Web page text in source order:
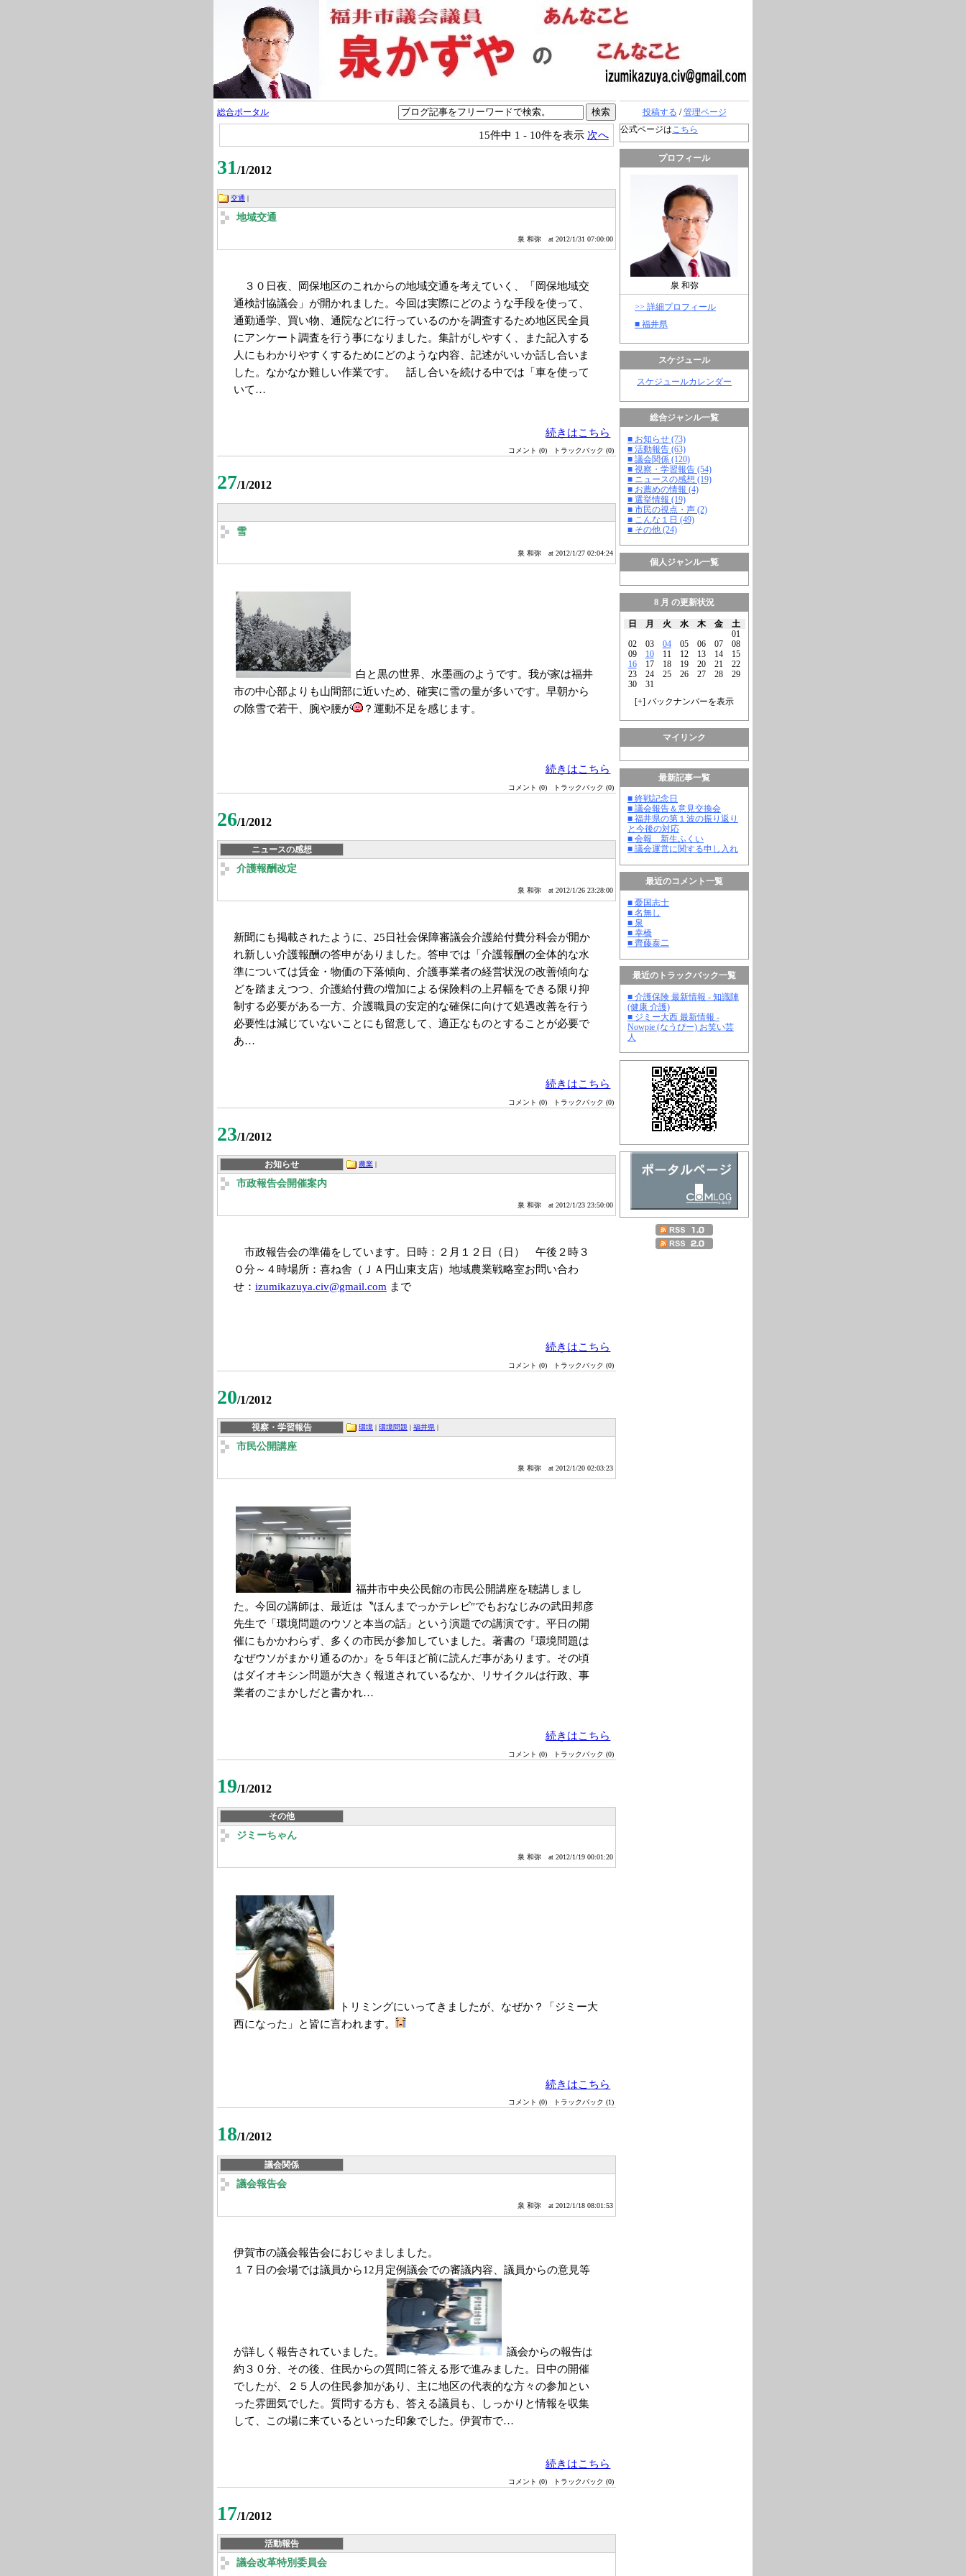
投稿する /管理ページ
公式ページはこちら
プロフィール
泉 和弥
>> 詳細プロフィール
■ 福井県
スケジュール
スケジュールカレンダー
総合ジャンル一覧
■ お知らせ (73)
■ 活動報告 (63)
■ 議会関係 (120)
■ 視察・学習報告 (54)
■ ニュースの感想 (19)
■ お薦めの情報 (4)
■ 選挙情報 (19)
■ 市民の視点・声 (2)
■ こんな１日 (49)
■ その他 (24)
個人ジャンル一覧
8 月 の更新状況
日 月 火 水 木 金
土
01
02
03 04 05 06 07
08
09
10 11 12 13 14
15
16
17 18 19 20 21
22
23
24 25 26 27 28
29
30
31
[+] バックナンバーを表示
マイリンク
最新記事一覧
■ 終戦記念日
■ 議会報告＆意見交換会
■ 福井県の第１波の振り返り
と今後の対応
■ 会報 新生ふくい
■ 議会運営に関する申し入れ
最近のコメント一覧
■ 憂国志士
■ 名無し
■ 泉
■ 幸橋
■ 齊藤泰二
最近のトラックバック一覧
■ 介護保険 最新情報 - 知識陣
(健康 介護)
■ ジミー大西 最新情報 -
Nowpie (なうぴー) お笑い芸
人
総合ポータル
15件中 1 - 10件を表示 次へ
31/1/2012
交通 |
地域交通
泉 和弥 at 2012/1/31 07:00:00
３０日夜、岡保地区のこれからの地域交通を考えていく、「岡保地域交
通検討協議会」が開かれました。今回は実際にどのような手段を使って、
通勤通学、買い物、通院などに行っているのかを調査するため地区民全員
にアンケート調査を行う事になりました。集計がしやすく、また記入する
人にもわかりやすくするためにどのような内容、記述がいいか話し合いま
した。なかなか難しい作業です。 話し合いを続ける中では「車を使って
いて…
続きはこちら
コメント (0) トラックバック (0)
27/1/2012
雪
泉 和弥 at 2012/1/27 02:04:24
白と黒の世界、水墨画のようです。我が家は福井
市の中心部よりも山間部に近いため、確実に雪の量が多いです。早朝から
の除雪で若干、腕や腰が
？運動不足を感じます。
続きはこちら
コメント (0) トラックバック (0)
26/1/2012
ニュースの感想
介護報酬改定
泉 和弥 at 2012/1/26 23:28:00
新聞にも掲載されたように、25日社会保障審議会介護給付費分科会が開か
れ新しい介護報酬の答申がありました。答申では「介護報酬の全体的な水
準については賃金・物価の下落傾向、介護事業者の経営状況の改善傾向な
どを踏まえつつ、介護給付費の増加による保険料の上昇幅をできる限り抑
制する必要がある一方、介護職員の安定的な確保に向けて処遇改善を行う
必要性は減じていないことにも留意して、適正なものとすることが必要で
あ…
続きはこちら
コメント (0) トラックバック (0)
23/1/2012
お知らせ 農業 |
市政報告会開催案内
泉 和弥 at 2012/1/23 23:50:00
市政報告会の準備をしています。日時：２月１２日（日） 午後２時３
０分～４時場所：喜ね舎（ＪＡ円山東支店）地域農業戦略室お問い合わ
せ： izumikazuya.civ@gmail.com まで
続きはこちら
コメント (0) トラックバック (0)
20/1/2012
視察・学習報告 環境 | 環境問題 | 福井県 |
市民公開講座
泉 和弥 at 2012/1/20 02:03:23
福井市中央公民館の市民公開講座を聴講しまし
た。今回の講師は、最近は〝ほんまでっかテレビ″でもおなじみの武田邦彦
先生で「環境問題のウソと本当の話」という演題での講演です。平日の開
催にもかかわらず、多くの市民が参加していました。著書の『環境問題は
なぜウソがまかり通るのか』を５年ほど前に読んだ事があります。その頃
はダイオキシン問題が大きく報道されているなか、リサイクルは行政、事
業者のごまかしだと書かれ…
続きはこちら
コメント (0) トラックバック (0)
19/1/2012
その他
ジミーちゃん
泉 和弥 at 2012/1/19 00:01:20
トリミングにいってきましたが、なぜか？「ジミー大
西になった」と皆に言われます。
続きはこちら
コメント (0) トラックバック (1)
18/1/2012
議会関係
議会報告会
泉 和弥 at 2012/1/18 08:01:53
伊賀市の議会報告会におじゃましました。
１７日の会場では議員から12月定例議会での審議内容、議員からの意見等
が詳しく報告されていました。
議会からの報告は
約３０分、その後、住民からの質問に答える形で進みました。日中の開催
でしたが、２５人の住民参加があり、主に地区の代表的な方々の参加とい
った雰囲気でした。質問する方も、答える議員も、しっかりと情報を収集
して、この場に来ているといった印象でした。伊賀市で…
続きはこちら
コメント (0) トラックバック (0)
17/1/2012
活動報告
議会改革特別委員会